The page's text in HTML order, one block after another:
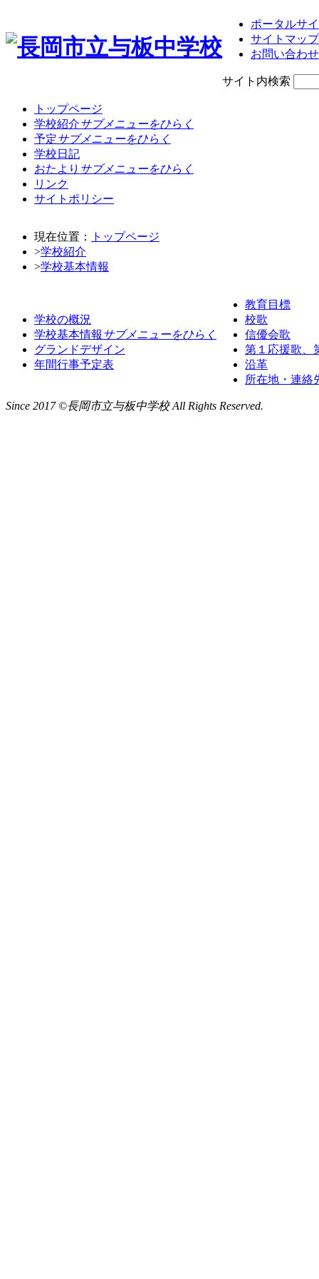
ポータルサ
サイトマップ
お問い合わせ
サイト内検索
トップページ
学校紹介サブメニューをひらく
予定サブメニューをひらく
学校日記
おたより サブメニューをひらく
リンク
サイトポリシー
現在位置：
トップページ
>学校紹介
>学校基本情報
学校の概況
学校基本情報 サブメニューをひらく
グランドデザイン
年間行事予定表
教育目標
校歌
信優会歌
第１応援歌、
沿革
所在地・連絡
Since 2017 ©長岡市立与板中学校 All Rights Reserved.